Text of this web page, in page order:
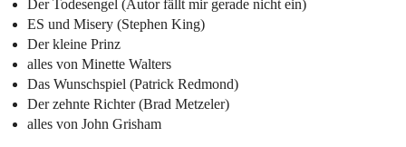
Der Todesengel (Autor fällt mir gerade nicht ein)
ES und Misery (Stephen King)
Der kleine Prinz
alles von Minette Walters
Das Wunschspiel (Patrick Redmond)
Der zehnte Richter (Brad Metzeler)
alles von John Grisham